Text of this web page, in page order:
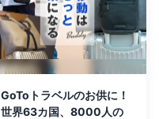
GoToトラベルのお供に！
世界63カ国、8000人の